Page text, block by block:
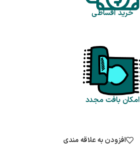
خرید اقساطی
امکان بافت مجدد
افزودن به علاقه مندی